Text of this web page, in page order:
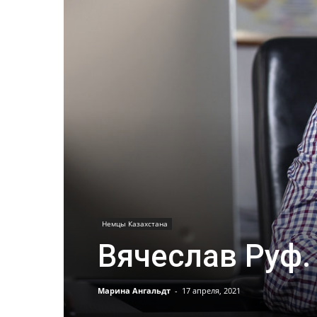
Немцы Казахстана
Вячеслав
Марина Ангальдт - 17 апреля, 2021